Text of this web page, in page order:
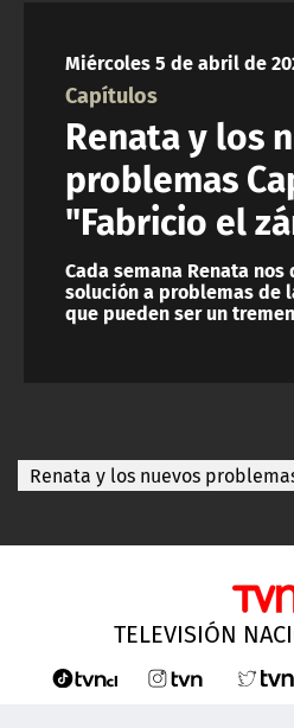
Miércoles 5 de abril de
Capítulos
Renata y los
problemas
"Fabricio el
Cada semana Renata
solución a problemas de
que pueden ser un
Renata y los nuevos
TELEVISIÓN